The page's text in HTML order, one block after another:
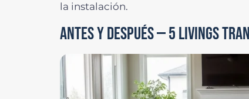
la instalación.
ANTES Y DESPUÉS — 5 LIVINGS